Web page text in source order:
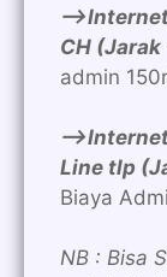
CH
admin
Line tlp
Biaya
NB : Bisa